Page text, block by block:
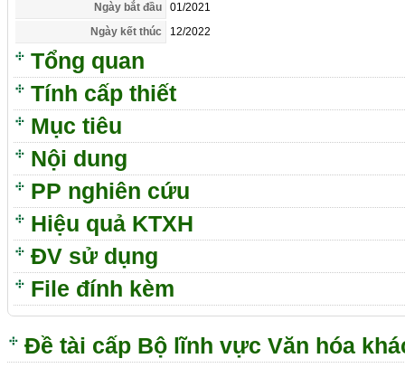
Ngày bắt đầu
01/2021
Ngày kết thúc
12/2022
Tổng quan
Tính cấp thiết
Mục tiêu
Nội dung
PP nghiên cứu
Hiệu quả KTXH
ĐV sử dụng
File đính kèm
Đề tài cấp Bộ lĩnh vực Văn hóa